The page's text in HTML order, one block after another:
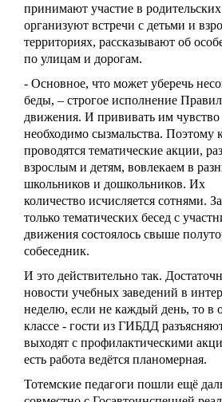
принимают участие в
организуют встречи с детьми и
территориях, рассказывают об
по улицам и дорогам.
- Основное, что может уберечь
беды, – строгое исполнение
движения. И прививать им чувство
необходимо сызмальства. Поэтому
проводятся тематические акции,
взрослым и детям, вовлекаем в
школьников и дошкольников. Их
количество исчисляется сотнями.
только тематических бесед с
движения состоялось свыше
собеседник.
И это действительно так.
новости учебных заведений в
неделю, если не каждый день, то в
классе - гости из ГИБДД
выходят с профилактическими
есть работа ведётся планомерная.
Тотемские педагоги пошли ещё